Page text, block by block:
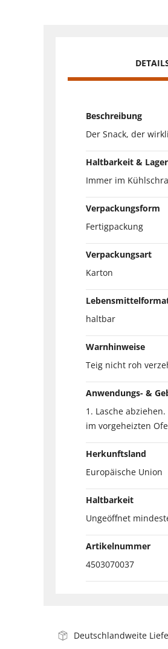
Beschreibung
Der Snack, der
Haltbarkeit &
Immer im
Verpackungsform
Fertigpackung
Verpackungsart
Karton
haltbar
Warnhinweise
Teig nicht roh
Anwendungs- &
1. Lasche
im vorgeheizten
Herkunftsland
Europäische Union
Haltbarkeit
Ungeöffnet
Artikelnummer
4503070037
Deutschlandweite